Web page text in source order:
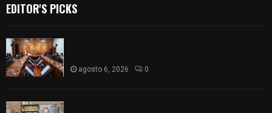
EDITOR'S PICKS
agosto 6, 2026 0